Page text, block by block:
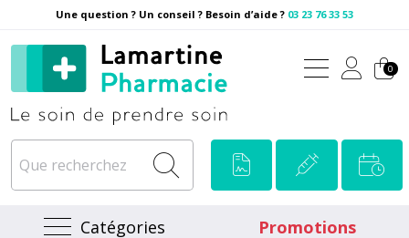
Une question ? Un conseil ? Besoin d’aide ? 03 23 76 33 53
Pharmacie Lamartine
0
Catégories Promotions